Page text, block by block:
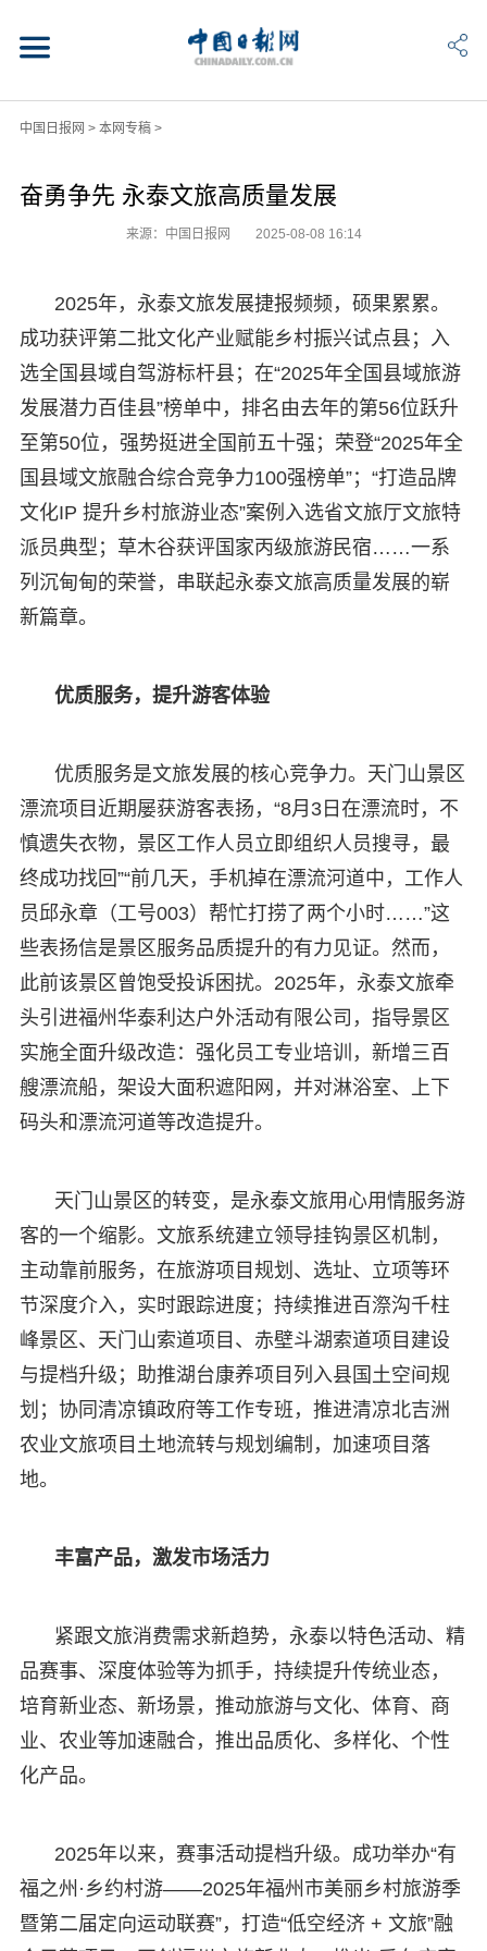
中国日报网 > 本网专稿>
奋勇争先 永泰文旅高质量发展
来源：中国日报网 2025-08-08 16:14
2025年，永泰文旅发展捷报频频，硕果累累。
成功获评第二批文化产业赋能乡村振兴试点县；入
选全国县域自驾游标杆县；在“2025年全国县域旅游
发展潜力百佳县”榜单中，排名由去年的第56位跃升
至第50位，强势挺进全国前五十强；荣登“2025年全
国县域文旅融合综合竞争力100强榜单”；“打造品牌
文化IP 提升乡村旅游业态”案例入选省文旅厅文旅特
派员典型；草木谷获评国家丙级旅游民宿……一系
列沉甸甸的荣誉，串联起永泰文旅高质量发展的崭
新篇章。
优质服务，提升游客体验
优质服务是文旅发展的核心竞争力。天门山景区
漂流项目近期屡获游客表扬，“8月3日在漂流时，不
慎遗失衣物，景区工作人员立即组织人员搜寻，最
终成功找回”“前几天，手机掉在漂流河道中，工作人
员邱永章（工号003）帮忙打捞了两个小时……”这
些表扬信是景区服务品质提升的有力见证。然而，
此前该景区曾饱受投诉困扰。2025年，永泰文旅牵
头引进福州华泰利达户外活动有限公司，指导景区
实施全面升级改造：强化员工专业培训，新增三百
艘漂流船，架设大面积遮阳网，并对淋浴室、上下
码头和漂流河道等改造提升。
天门山景区的转变，是永泰文旅用心用情服务游
客的一个缩影。文旅系统建立领导挂钩景区机制，
主动靠前服务，在旅游项目规划、选址、立项等环
节深度介入，实时跟踪进度；持续推进百漈沟千柱
峰景区、天门山索道项目、赤壁斗湖索道项目建设
与提档升级；助推湖台康养项目列入县国土空间规
划；协同清凉镇政府等工作专班，推进清凉北吉洲
农业文旅项目土地流转与规划编制，加速项目落
地。
丰富产品，激发市场活力
紧跟文旅消费需求新趋势，永泰以特色活动、精
品赛事、深度体验等为抓手，持续提升传统业态，
培育新业态、新场景，推动旅游与文化、体育、商
业、农业等加速融合，推出品质化、多样化、个性
化产品。
2025年以来，赛事活动提档升级。成功举办“有
福之州·乡约村游——2025年福州市美丽乡村旅游季
暨第二届定向运动联赛”，打造“低空经济 + 文旅”融